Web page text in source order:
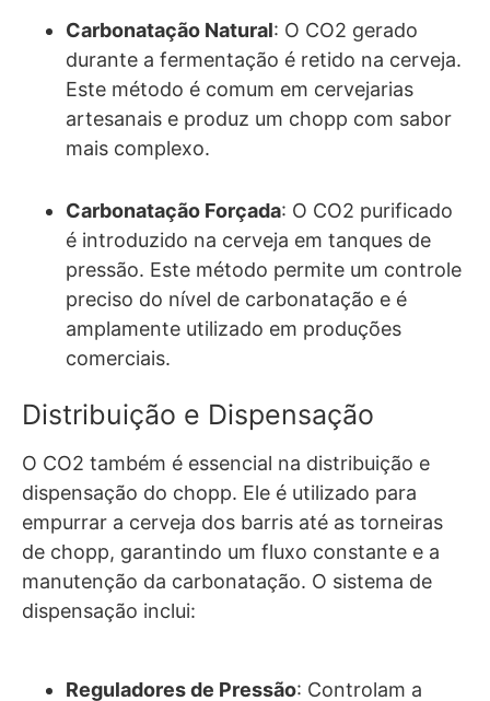
Carbonatação Natural: O CO2 gerado
durante a fermentação é retido na cerveja.
Este método é comum em cervejarias
artesanais e produz um chopp com sabor
mais complexo.
Carbonatação Forçada: O CO2 purificado
é introduzido na cerveja em tanques de
pressão. Este método permite um controle
preciso do nível de carbonatação e é
amplamente utilizado em produções
comerciais.
Distribuição e Dispensação
O CO2 também é essencial na distribuição e
dispensação do chopp. Ele é utilizado para
empurrar a cerveja dos barris até as torneiras
de chopp, garantindo um fluxo constante e a
manutenção da carbonatação. O sistema de
dispensação inclui:
Reguladores de Pressão: Controlam a